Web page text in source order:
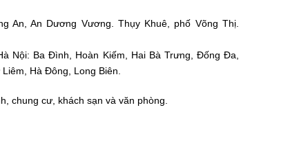
An, An Dương Vương. Thụy Khuê, phố Võng Thị.
Nội: Ba Đình, Hoàn Kiếm, Hai Bà Trưng, Đống Đa,
Hà Đông, Long Biên.
chung cư, khách sạn và văn phòng.